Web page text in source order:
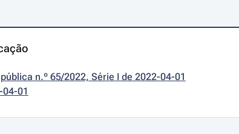
n.º 65/2022, Série I de 2022-04-01
01